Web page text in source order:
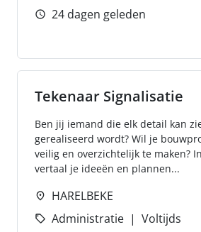
24 dagen geleden
Tekenaar Signalisatie
Ben jij iemand die elk detail kan
gerealiseerd wordt? Wil je
veilig en overzichtelijk te maken?
vertaal je ideeën en plannen...
HARELBEKE
Administratie
Voltijds